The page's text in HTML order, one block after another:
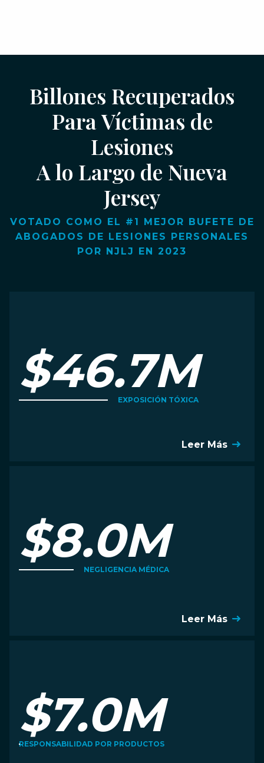
Billones Recuperados
Para Víctimas de
Lesiones
A lo Largo de Nueva
Jersey
VOTADO COMO EL #1 MEJOR BUFETE DE
ABOGADOS DE LESIONES PERSONALES
POR NJLJ EN 2023
$46.7M
EXPOSICIÓN TÓXICA
Leer Más
$8.0M
NEGLIGENCIA MÉDICA
Leer Más
$7.0M
RESPONSABILIDAD POR PRODUCTOS